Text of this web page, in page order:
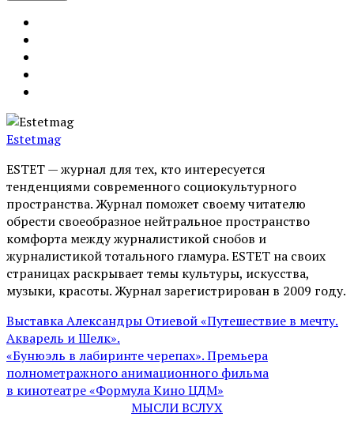
Estetmag
ESTET — журнал для тех, кто интересуeтся
тенденциями современного социокультурного
пространства. Журнал поможет своему читателю
обрести своеобразное нейтральное пространство
комфорта между журналистикой снобов и
журналистикой тотального гламура. ESTET на своих
страницах раскрывает темы культуры, искусства,
музыки, красоты. Журнал зарегистрирован в 2009 году.
Выставка Александры Отиевой «Путешествие в мечту.
Акварель и Шелк».
«Бунюэль в лабиринте черепах». Премьера
полнометражного анимационного фильма
в кинотеатре «Формула Кино ЦДМ»
МЫСЛИ ВСЛУХ